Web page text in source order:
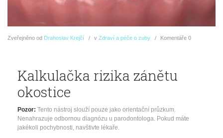
Zveřejněno od Drahoslav Krejčí v Zdraví a péče o zuby Komentáře 0
Kalkulačka rizika zánětu
okostice
Pozor: Tento nástroj slouží pouze jako orientační průzkum.
Nenahrazuje odbornou diagnózu u parodontologa. Pokud máte
jakékoli pochybnosti, navštivte lékaře.